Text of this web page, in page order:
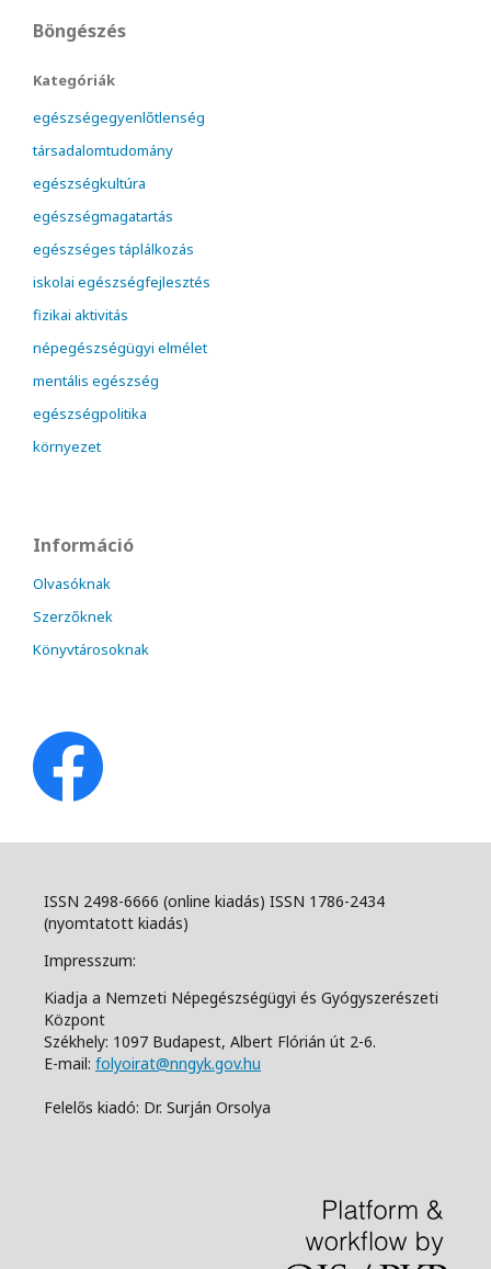
Böngészés
Kategóriák
egészségegyenlőtlenség
társadalomtudomány
egészségkultúra
egészségmagatartás
egészséges táplálkozás
iskolai egészségfejlesztés
fizikai aktivitás
népegészségügyi elmélet
mentális egészség
egészségpolitika
környezet
Információ
Olvasóknak
Szerzőknek
Könyvtárosoknak
ISSN 2498-6666 (online kiadás) ISSN 1786-2434
(nyomtatott kiadás)
Impresszum:
Kiadja a Nemzeti Népegészségügyi és Gyógyszerészeti
Központ
Székhely: 1097 Budapest, Albert Flórián út 2-6.
E-mail: folyoirat@nngyk.gov.hu
Felelős kiadó: Dr. Surján Orsolya